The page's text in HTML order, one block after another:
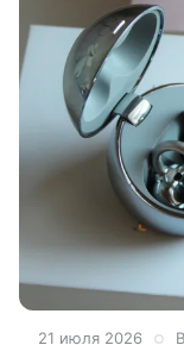
21 июля 2026